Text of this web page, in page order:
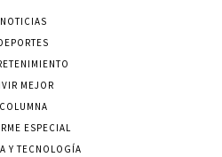
NOTICIAS
MEJOR
COLUMNA
ESPECIAL
Y TECNOLOGÍA